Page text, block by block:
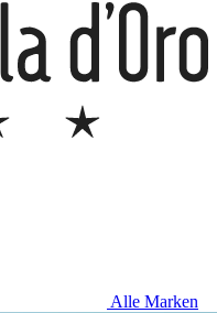
Alle Marken